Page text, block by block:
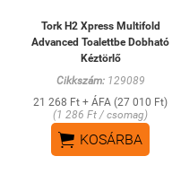
Tork H2 Xpress Multifold
Advanced Toalettbe Dobható
Kéztörlő
Cikkszám:129089
21 268 Ft + ÁFA (27 010 Ft)
(1 286 Ft / csomag)
 KOSÁRBA